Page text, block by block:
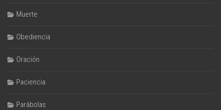
Muerte
Obediencia
Oración
Paciencia
Parábolas